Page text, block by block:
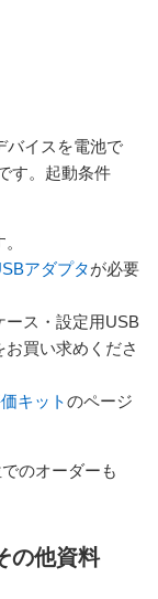
バイスを電池で
す。起動条件
アダプタが必要
ース・設定用USB
お買い求めくださ
キットのページ
のオーダーも
の他資料